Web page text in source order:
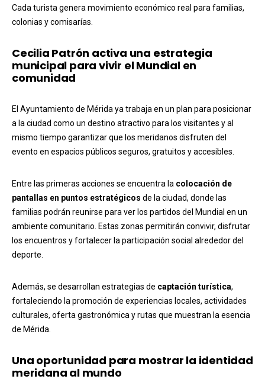
Cada turista genera movimiento económico real para familias,
colonias y comisarías.
Cecilia Patrón activa una estrategia
municipal para vivir el Mundial en
comunidad
El Ayuntamiento de Mérida ya trabaja en un plan para posicionar
a la ciudad como un destino atractivo para los visitantes y al
mismo tiempo garantizar que los meridanos disfruten del
evento en espacios públicos seguros, gratuitos y accesibles.
Entre las primeras acciones se encuentra la colocación de
pantallas en puntos estratégicos de la ciudad, donde las
familias podrán reunirse para ver los partidos del Mundial en un
ambiente comunitario. Estas zonas permitirán convivir, disfrutar
los encuentros y fortalecer la participación social alrededor del
deporte.
Además, se desarrollan estrategias de captación turística,
fortaleciendo la promoción de experiencias locales, actividades
culturales, oferta gastronómica y rutas que muestran la esencia
de Mérida.
Una oportunidad para mostrar la identidad
meridana al mundo